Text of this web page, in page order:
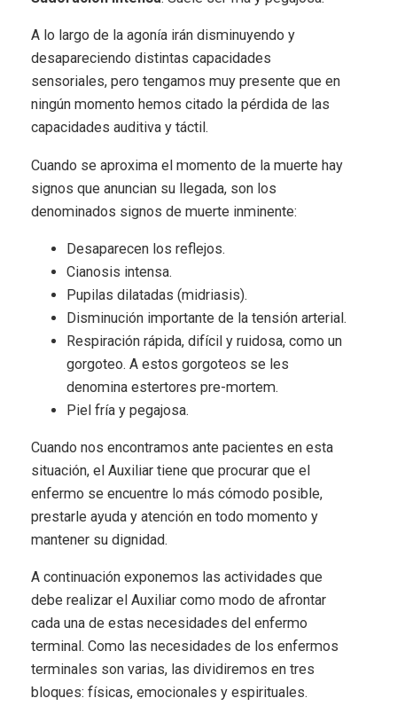
A lo largo de la agonía irán disminuyendo y
desapareciendo distintas capacidades
sensoriales, pero tengamos muy presente que en
ningún momento hemos citado la pérdida de las
capacidades auditiva y táctil.
Cuando se aproxima el momento de la muerte hay
signos que anuncian su llegada, son los
denominados signos de muerte inminente:
Desaparecen los reflejos.
Cianosis intensa.
Pupilas dilatadas (midriasis).
Disminución importante de la tensión arterial.
Respiración rápida, difícil y ruidosa, como un
gorgoteo. A estos gorgoteos se les
denomina estertores pre-mortem.
Piel fría y pegajosa.
Cuando nos encontramos ante pacientes en esta
situación, el Auxiliar tiene que procurar que el
enfermo se encuentre lo más cómodo posible,
prestarle ayuda y atención en todo momento y
mantener su dignidad.
A continuación exponemos las actividades que
debe realizar el Auxiliar como modo de afrontar
cada una de estas necesidades del enfermo
terminal. Como las necesidades de los enfermos
terminales son varias, las dividiremos en tres
bloques: físicas, emocionales y espirituales.